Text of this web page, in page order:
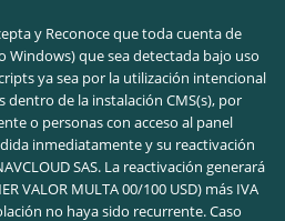
y Reconoce que toda cuenta de
que sea detectada bajo uso
ya sea por la utilización intencional
dentro de la instalación CMS(s), por
o personas con acceso al panel
inmediatamente y su reactivación
SAS. La reactivación generará
VALOR MULTA 00/100 USD) más IVA
no haya sido recurrente. Caso